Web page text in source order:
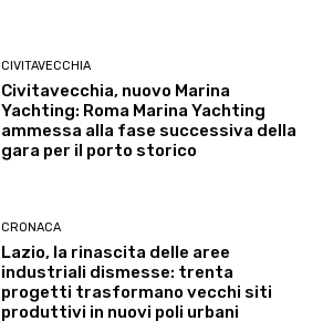
CIVITAVECCHIA
Civitavecchia, nuovo Marina
Yachting: Roma Marina Yachting
ammessa alla fase successiva della
gara per il porto storico
CRONACA
Lazio, la rinascita delle aree
industriali dismesse: trenta
progetti trasformano vecchi siti
produttivi in nuovi poli urbani